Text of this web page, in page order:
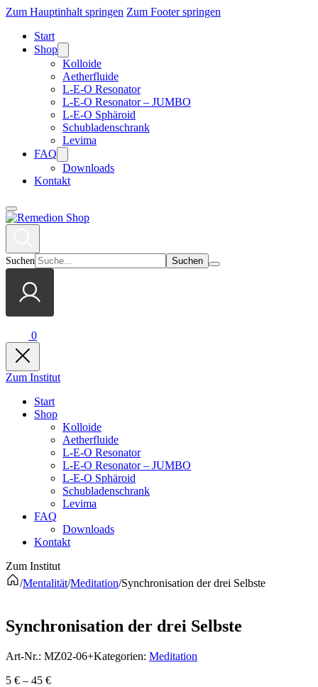
Zum Hauptinhalt springen Zum Footer springen
Start
Shop
Kolloide
Aetherfluide
L-E-O Resonator
L-E-O Resonator – JUMBO
L-E-O Sphäroid
Schubladenschrank
Levima
FAQ
Downloads
Kontakt
Suchen
0
Zum Institut
Start
Shop
Kolloide
Aetherfluide
L-E-O Resonator
L-E-O Resonator – JUMBO
L-E-O Sphäroid
Schubladenschrank
Levima
FAQ
Downloads
Kontakt
Zum Institut
/Mentalität/Meditation/Synchronisation der drei Selbste
Synchronisation der drei Selbste
Art-Nr.: MZ02-06+Kategorien: Meditation
5 € – 45 €